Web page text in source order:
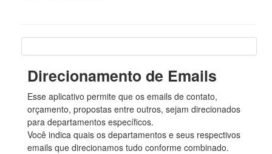
Direcionamento de Emails
Esse aplicativo permite que os emails de contato,
orçamento, propostas entre outros, sejam direcionados
para departamentos específicos.
Você indica quais os departamentos e seus respectivos
emails que direcionamos tudo conforme combinado.